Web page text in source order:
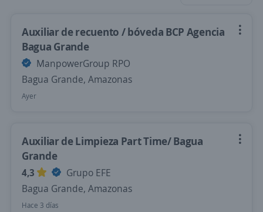
Auxiliar de recuento / bóveda BCP Agencia
Bagua Grande
ManpowerGroup RPO
Bagua Grande, Amazonas
Ayer
Auxiliar de Limpieza Part Time/ Bagua
Grande
4,3
Grupo EFE
Bagua Grande, Amazonas
Hace 3 días